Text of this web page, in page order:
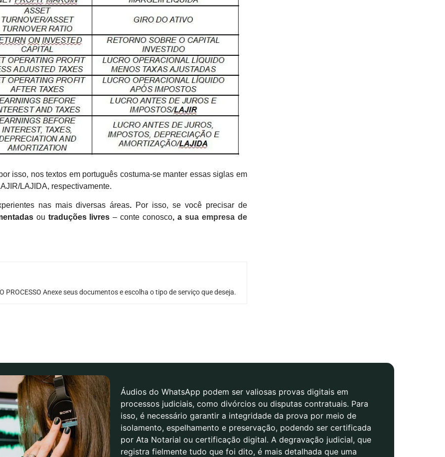
isso, nos textos em português costuma-se manter essas siglas em
LAJIDA, respectivamente.
nas mais diversas áreas. Por isso, se você precisar de
ou traduções livres – conte conosco, asua empresa de
PROCESSO Anexe seus documentos e escolha o tipo de serviço que deseja.
Áudios do WhatsApp podem ser valiosas provas digitais em
processos judiciais, como divórcios ou disputas contratuais. Para
isso, é necessário garantir a integridade da prova por meio de
isolamento, espelhamento e preservação, podendo ser certificada
por Ata Notarial ou certificação digital. A degravação judicial, que
registra fielmente tudo que foi dito, é mais detalhada que uma